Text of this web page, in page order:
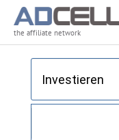
the affiliate network